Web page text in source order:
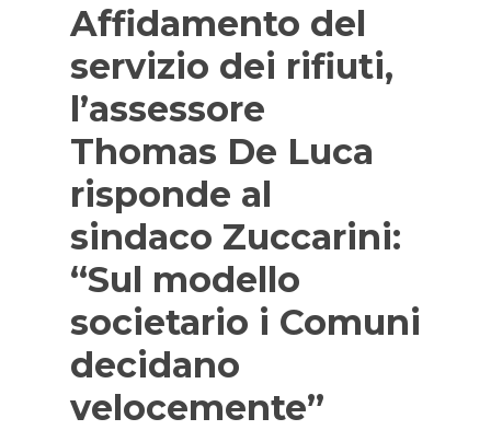
Affidamento del
servizio dei rifiuti,
l’assessore
Thomas De Luca
risponde al
sindaco Zuccarini:
“Sul modello
societario i Comuni
decidano
velocemente”